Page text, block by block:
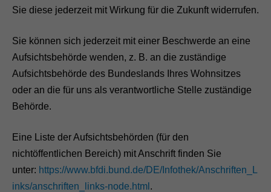
Sie diese jederzeit mit Wirkung für die Zukunft widerrufen.
Sie können sich jederzeit mit einer Beschwerde an eine
Aufsichtsbehörde wenden, z. B. an die zuständige
Aufsichtsbehörde des Bundeslands Ihres Wohnsitzes
oder an die für uns als verantwortliche Stelle zuständige
Behörde.
Eine Liste der Aufsichtsbehörden (für den
nichtöffentlichen Bereich) mit Anschrift finden Sie
unter: https://www.bfdi.bund.de/DE/Infothek/Anschriften_L
inks/anschriften_links-node.html .